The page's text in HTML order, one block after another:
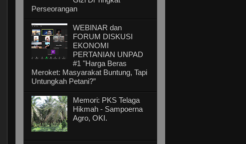
Perseorangan
WEBINAR dan
FORUM DISKUSI
EKONOMI
PERTANIAN UNPAD
#1 "Harga Beras
Meroket: Masyarakat Buntung, Tapi
Untungkah Petani?”
Memori: PKS Telaga
Hikmah - Sampoerna
Agro, OKI.